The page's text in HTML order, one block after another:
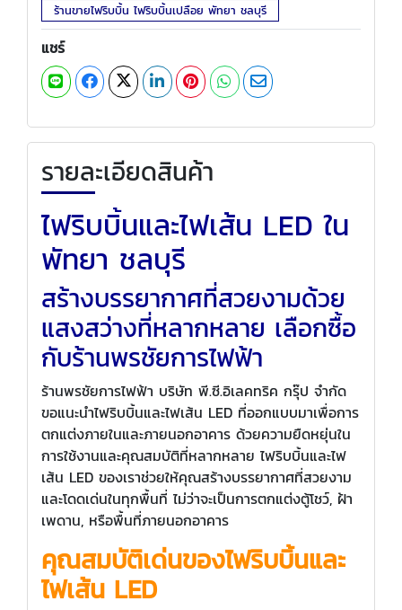
ร้านขายไฟริบบิ้น ไฟริบบิ้นเปลือย พัทยา ชลบุรี
แชร์
รายละเอียดสินค้า
ไฟริบบิ้นและไฟเส้น LED ใน
พัทยา ชลบุรี
สร้างบรรยากาศที่สวยงามด้วย
แสงสว่างที่หลากหลาย เลือกซื้อ
กับร้านพรชัยการไฟฟ้า
ร้านพรชัยการไฟฟ้า บริษัท พี.ซี.อิเลคทริค กรุ๊ป จำกัด
ขอแนะนำไฟริบบิ้นและไฟเส้น LED ที่ออกแบบมาเพื่อการ
ตกแต่งภายในและภายนอกอาคาร ด้วยความยืดหยุ่นใน
การใช้งานและคุณสมบัติที่หลากหลาย ไฟริบบิ้นและไฟ
เส้น LED ของเราช่วยให้คุณสร้างบรรยากาศที่สวยงาม
และโดดเด่นในทุกพื้นที่ ไม่ว่าจะเป็นการตกแต่งตู้โชว์, ฝ้า
เพดาน, หรือพื้นที่ภายนอกอาคาร
คุณสมบัติเด่นของไฟริบบิ้นและ
ไฟเส้น LED